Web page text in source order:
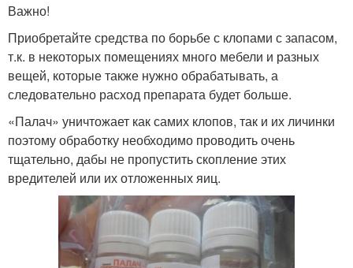
Важно!
Приобретайте средства по борьбе с клопами с запасом,
т.к. в некоторых помещениях много мебели и разных
вещей, которые также нужно обрабатывать, а
следовательно расход препарата будет больше.
«Палач» уничтожает как самих клопов, так и их личинки
поэтому обработку необходимо проводить очень
тщательно, дабы не пропустить скопление этих
вредителей или их отложенных яиц.